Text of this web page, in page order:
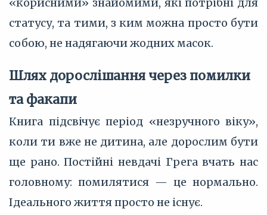
статусу, та тими, з ким можна просто бути
собою, не надягаючи жодних масок.
Шлях дорослішання через помилки
та факапи
Книга підсвічує період «незручного віку»,
коли ти вже не дитина, але дорослим бути
ще рано. Постійні невдачі Грега вчать нас
головному: помилятися — це нормально.
Ідеального життя просто не існує.